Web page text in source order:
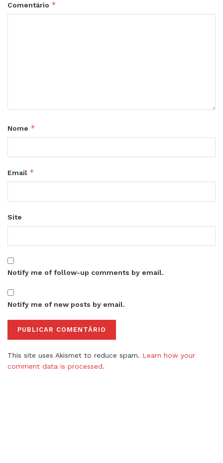
Comentário *
Nome *
Email *
Site
Notify me of follow-up comments by email.
Notify me of new posts by email.
This site uses Akismet to reduce spam. Learn how your
comment data is processed.